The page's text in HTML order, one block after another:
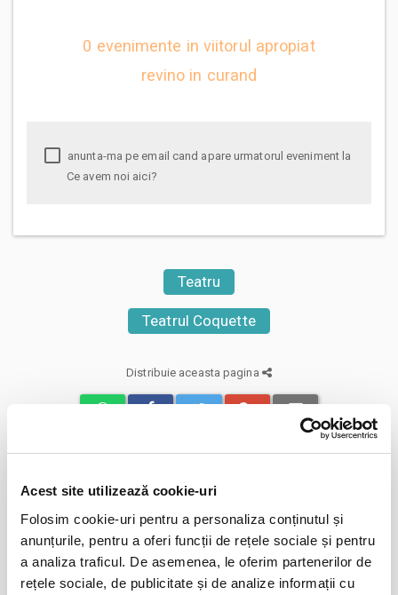
Acest site utilizează cookie-uri
Folosim cookie-uri pentru a personaliza conținutul și
anunțurile, pentru a oferi funcții de rețele sociale și pentru
a analiza traficul. De asemenea, le oferim partenerilor de
rețele sociale, de publicitate și de analize informații cu
0 evenimente in viitorul apropiat
revino in curand
Ce avem noi aici?
Teatru
Teatrul Coquette
Distribuie aceasta pagina
Evenimente similare
O femeie impartita la doi
Bucuresti
BILETE
08
aug